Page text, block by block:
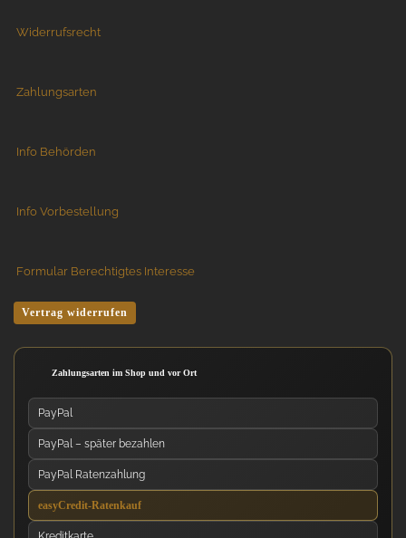
Widerrufsrecht
Zahlungsarten
Info Behörden
Info Vorbestellung
Formular Berechtigtes Interesse
Vertrag widerrufen
Zahlungsarten im Shop und vor Ort
PayPal
PayPal – später bezahlen
PayPal Ratenzahlung
easyCredit-Ratenkauf